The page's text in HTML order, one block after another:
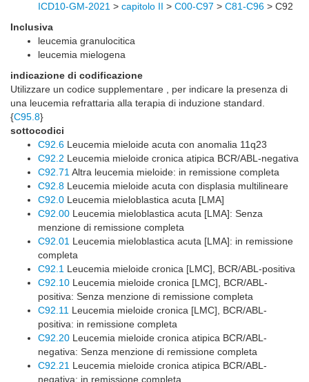
ICD10-GM-2021 > capitolo II > C00-C97 > C81-C96 > C92
Inclusiva
leucemia granulocitica
leucemia mielogena
indicazione di codificazione
Utilizzare un codice supplementare , per indicare la presenza di
una leucemia refrattaria alla terapia di induzione standard.
{C95.8}
sottocodici
C92.6 Leucemia mieloide acuta con anomalia 11q23
C92.2 Leucemia mieloide cronica atipica BCR/ABL-negativa
C92.71 Altra leucemia mieloide: in remissione completa
C92.8 Leucemia mieloide acuta con displasia multilineare
C92.0 Leucemia mieloblastica acuta [LMA]
C92.00 Leucemia mieloblastica acuta [LMA]: Senza
menzione di remissione completa
C92.01 Leucemia mieloblastica acuta [LMA]: in remissione
completa
C92.1 Leucemia mieloide cronica [LMC], BCR/ABL-positiva
C92.10 Leucemia mieloide cronica [LMC], BCR/ABL-
positiva: Senza menzione di remissione completa
C92.11 Leucemia mieloide cronica [LMC], BCR/ABL-
positiva: in remissione completa
C92.20 Leucemia mieloide cronica atipica BCR/ABL-
negativa: Senza menzione di remissione completa
C92.21 Leucemia mieloide cronica atipica BCR/ABL-
negativa: in remissione completa